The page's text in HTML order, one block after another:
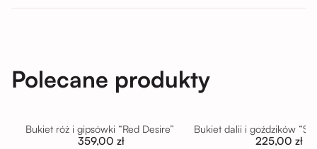
Polecane produkty
Bukiet róż i gipsówki “Red Desire”
359,00 zł
Bukiet dalii i goździków
225,00 zł